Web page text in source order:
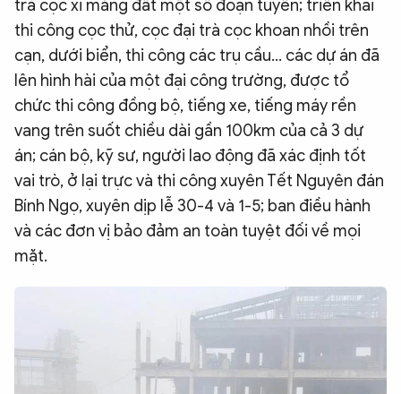
trà cọc xi măng đất một số đoạn tuyến; triển khai
thi công cọc thử, cọc đại trà cọc khoan nhồi trên
cạn, dưới biển, thi công các trụ cầu… các dự án đã
lên hình hài của một đại công trường, được tổ
chức thi công đồng bộ, tiếng xe, tiếng máy rền
vang trên suốt chiều dài gần 100km của cả 3 dự
án; cán bộ, kỹ sư, người lao động đã xác định tốt
vai trò, ở lại trực và thi công xuyên Tết Nguyên đán
Bính Ngọ, xuyên dịp lễ 30-4 và 1-5; ban điều hành
và các đơn vị bảo đảm an toàn tuyệt đối về mọi
mặt.